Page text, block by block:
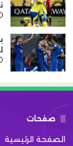
صفحات
الصفحة الرئيسية